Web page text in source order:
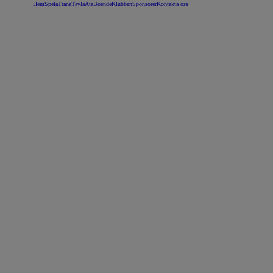
HemSpelaTränaTävlaÄtaBoendeKlubbenSponsorerKontakta oss